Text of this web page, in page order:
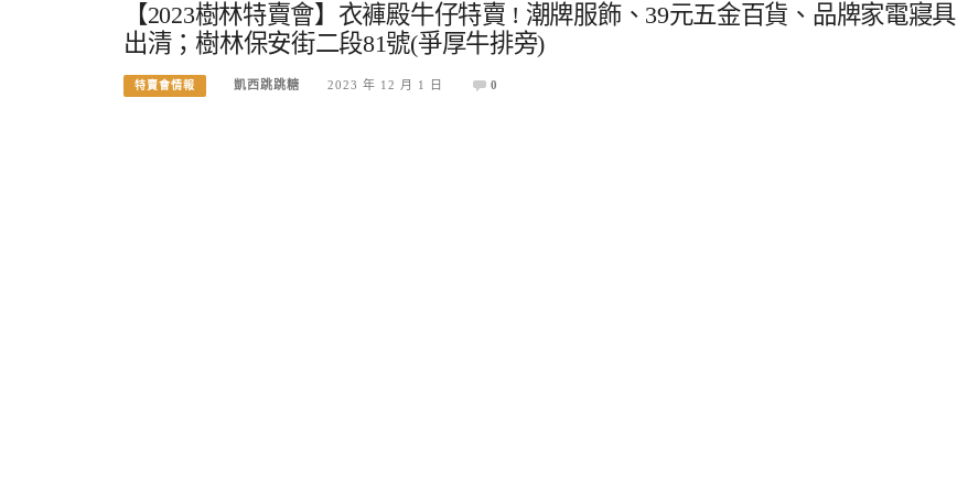
【2023樹林特賣會】衣褲殿牛仔特賣 ! 潮牌服飾、39元五金百貨、品牌家電寢具
出清；樹林保安街二段81號(爭厚牛排旁)
特賣會情報 凱西跳跳糖 2023 年 12 月 1 日 0